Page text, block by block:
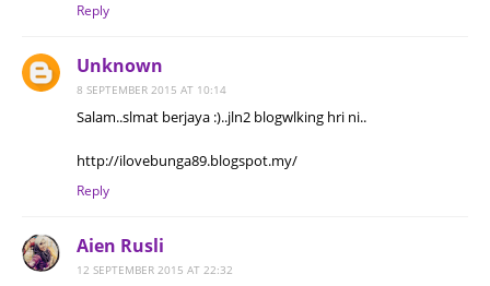
Reply
Unknown
8 SEPTEMBER 2015 AT 10:14
Salam..slmat berjaya :)..jln2 blogwlking hri ni..
http://ilovebunga89.blogspot.my/
Reply
Aien Rusli
12 SEPTEMBER 2015 AT 22:32